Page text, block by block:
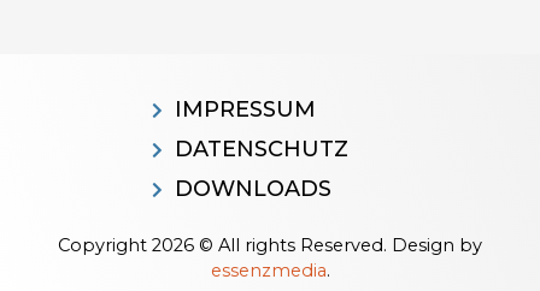
IMPRESSUM
DATENSCHUTZ
DOWNLOADS
Copyright 2026 © All rights Reserved. Design by
essenzmedia.